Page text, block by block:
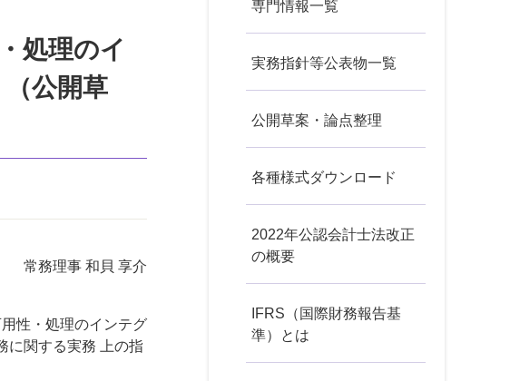
処理のイ
公開草
常務理事 和貝 享介
性・処理のインテグ
に関する実務 上の指
専門情報一覧
実務指針等公表物一覧
公開草案・論点整理
各種様式ダウンロード
2022年公認会計士法改正
の概要
IFRS（国際財務報告基
準）とは